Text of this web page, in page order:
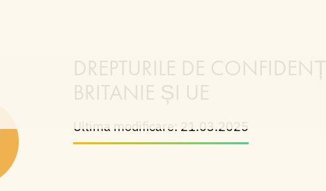
DREPTURILE DE
BRITANIE ȘI UE
Ultima modificare: 21.03.2025